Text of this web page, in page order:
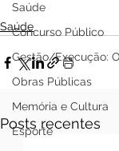
Saúde
Concurso Público
Gestão/Execução:
Obras Públicas
Memória e Cultura
Esporte
Saúde
Posts recentes